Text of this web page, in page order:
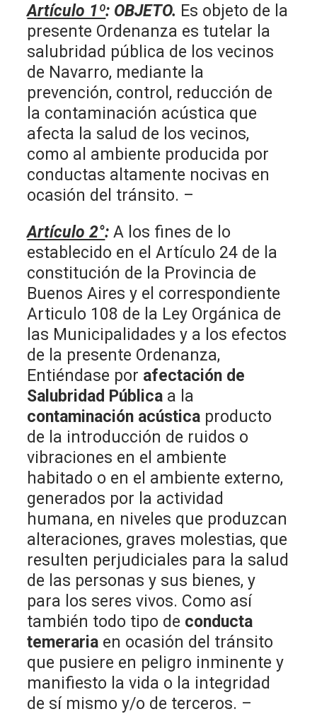
Artículo 1º: OBJETO. Es objeto de la
presente Ordenanza es tutelar la
salubridad pública de los vecinos
de Navarro, mediante la
prevención, control, reducción de
la contaminación acústica que
afecta la salud de los vecinos,
como al ambiente producida por
conductas altamente nocivas en
ocasión del tránsito. –
Artículo 2°: A los fines de lo
establecido en el Artículo 24 de la
constitución de la Provincia de
Buenos Aires y el correspondiente
Articulo 108 de la Ley Orgánica de
las Municipalidades y a los efectos
de la presente Ordenanza,
Entiéndase por afectación de
Salubridad Pública a la
contaminación acústica producto
de la introducción de ruidos o
vibraciones en el ambiente
habitado o en el ambiente externo,
generados por la actividad
humana, en niveles que produzcan
alteraciones, graves molestias, que
resulten perjudiciales para la salud
de las personas y sus bienes, y
para los seres vivos. Como así
también todo tipo de conducta
temeraria en ocasión del tránsito
que pusiere en peligro inminente y
manifiesto la vida o la integridad
de sí mismo y/o de terceros. –